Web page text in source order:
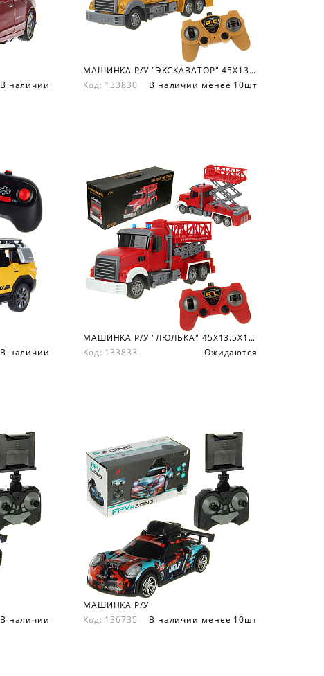
В наличии
МАШИНКА Р/У "ЭКСКАВАТОР" 45Х13.5Х18.6 СМ.
Код: 133830
В наличии менее 10шт
В наличии
МАШИНКА Р/У "ЛЮЛЬКА" 45Х13.5Х18.6 СМ.
Код: 133833
Ожидаются
В наличии
МАШИНКА Р/У
Код: 136735
В наличии менее 10шт